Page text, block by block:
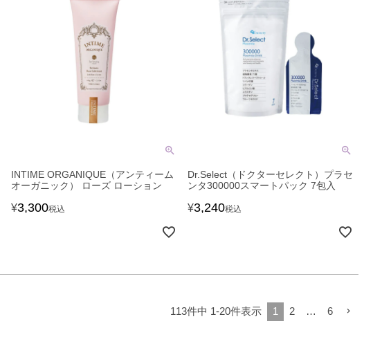
INTIME ORGANIQUE（アンティーム
オーガニック） ローズ ローション
¥3,300税込
Dr.Select（ドクターセレクト）プラセ
ンタ300000スマートパック 7包入
¥3,240税込
113件中 1-20件表示 1 2 … 6